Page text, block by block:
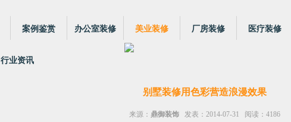
案例鉴赏 办公室装修 美业装修 厂房装修 医疗装修
行业资讯
别墅装修用色彩营造浪漫效果
来源： 鼎御装饰 发表：2014-07-31 阅读：4186